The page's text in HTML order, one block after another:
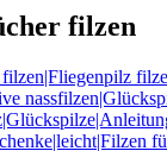
filzen